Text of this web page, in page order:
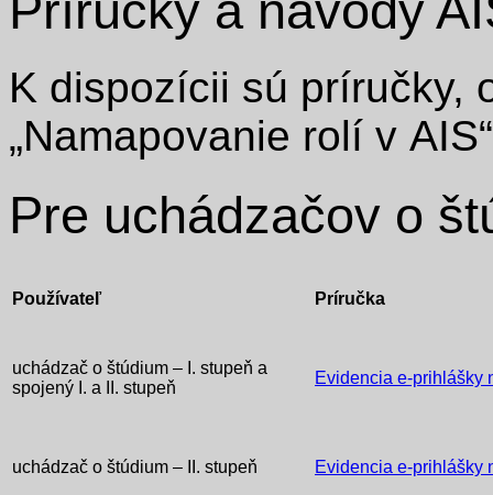
K dispozícii sú príručky,
„Namapovanie rolí v
Pre uchádzačov o
Používateľ Príručka
uchádzač o štúdium – I. stupeň a
spojený I. a II. stupeň
Evidencia e-prihlášky
uchádzač o štúdium – II. stupeň Evidencia e-prihlášky